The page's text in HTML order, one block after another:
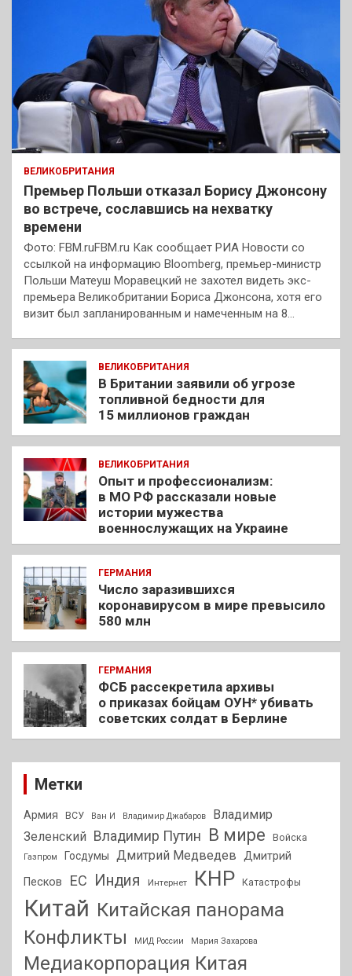
ВЕЛИКОБРИТАНИЯ
Премьер Польши отказал Борису Джонсону
во встрече, сославшись на нехватку
времени
Фото: FBM.ruFBM.ru Как сообщает РИА Новости со
ссылкой на информацию Bloomberg, премьер-министр
Польши Матеуш Моравецкий не захотел видеть экс-
премьера Великобритании Бориса Джонсона, хотя его
визит был запланированным и намеченным на 8…
ВЕЛИКОБРИТАНИЯ
В Британии заявили об угрозе
топливной бедности для
15 миллионов граждан
ВЕЛИКОБРИТАНИЯ
Опыт и профессионализм:
в МО РФ рассказали новые
истории мужества
военнослужащих на Украине
ГЕРМАНИЯ
Число заразившихся
коронавирусом в мире превысило
580 млн
ГЕРМАНИЯ
ФСБ рассекретила архивы
о приказах бойцам ОУН* убивать
советских солдат в Берлине
Метки
Армия ВСУ Ван И Владимир Джабаров
Владимир
Зеленский
Владимир Путин В мире Войска
Газпром Госдумы Дмитрий Медведев Дмитрий
Песков
ЕС Индия Интернет КНР Катастрофы
Китай Китайская панорама
Конфликты
МИД России Мария Захарова
Медиакорпорация Китая